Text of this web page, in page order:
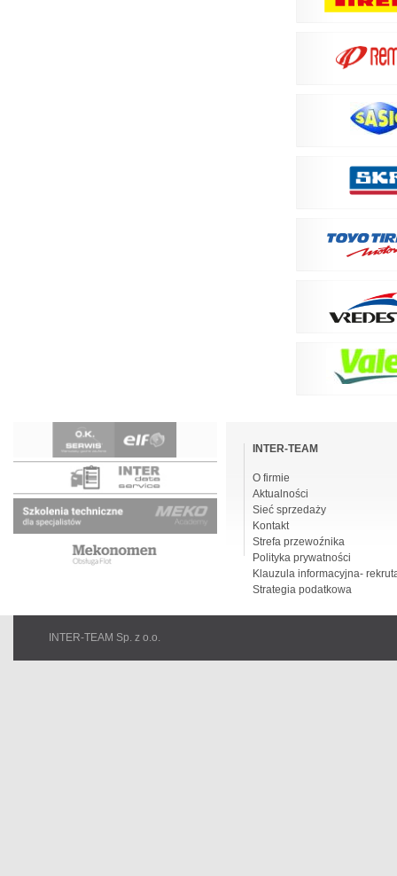
nawigacjeINTER-TEAM
O firmie
Aktualności
Sieć sprzedaży
Kontakt
Strefa przewoźnika
Polityka prywatności
Klauzula informacyjna-
Strategia podatkowa
INTER-TEAM Sp. z o.o.